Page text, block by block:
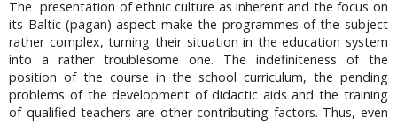
The presentation of ethnic culture as inherent and the focus on
its Baltic (pagan) aspect make the programmes of the subject
rather complex, turning their situation in the education system
into a rather troublesome one. The indefiniteness of the
position of the course in the school curriculum, the pending
problems of the development of didactic aids and the training
of qualified teachers are other contributing factors. Thus, even